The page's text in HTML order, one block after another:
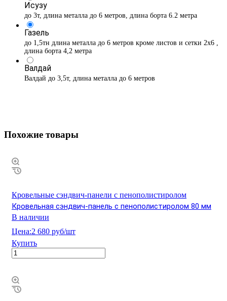
Исузу
до 3т, длина металла до 6 метров, длина борта 6.2 метра
Газель
до 1,5тн длина металла до 6 метров кроме листов и сетки 2х6 ,
длина борта 4,2 метра
Валдай
Валдай до 3,5т, длина металла до 6 метров
Похожие товары
Кровельные сэндвич-панели с пенополистиролом
Кровельная сэндвич-панель с пенополистиролом 80 мм
В наличии
Цена:2 680 руб/шт
Купить